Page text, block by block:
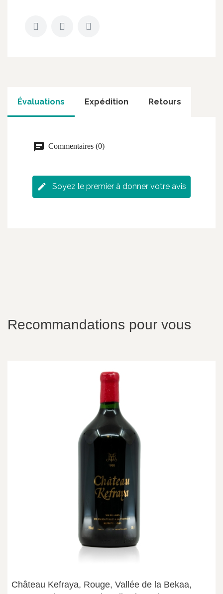
Évaluations Expédition Retours
Commentaires (0)
Soyez le premier à donner votre avis
Recommandations pour vous
Château Kefraya, Rouge, Vallée de la Bekaa,